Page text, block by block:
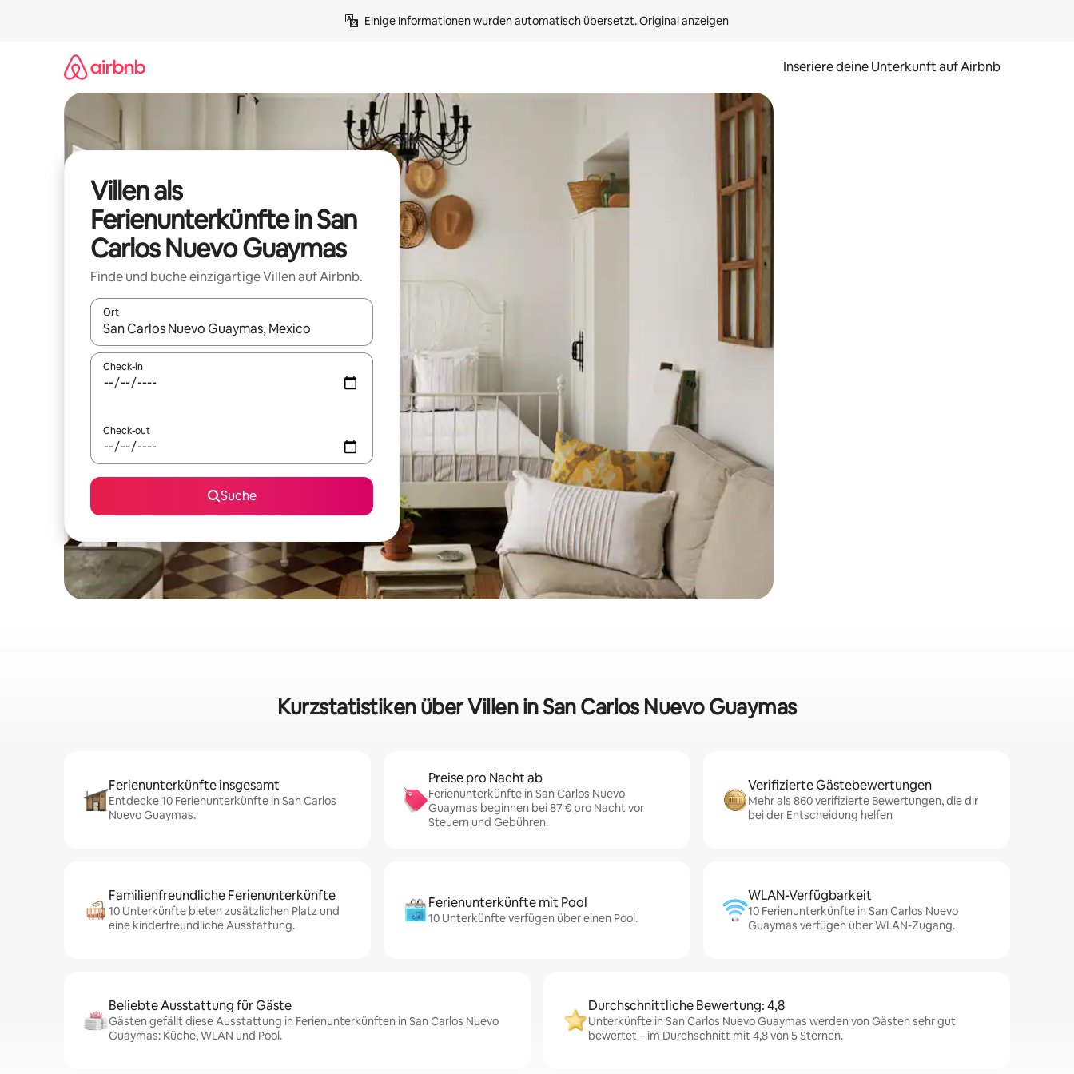
Einige Informationen wurden automatisch übersetzt. Original anzeigen
Inseriere deine Unterkunft auf Airbnb
Villen als
Ferienunterkünfte in San
Carlos Nuevo Guaymas
Finde und buche einzigartige Villen auf Airbnb.
Ort
Wenn Ergebnisse verfügbar sind, navigiere mit den Pfeiltasten nach oben und unten oder erkunde die Ergebnisse durch Berühren oder Wischgesten.
Check-in
Check-out
Suche
Kurzstatistiken über Villen in San Carlos Nuevo Guaymas
Ferienunterkünfte insgesamt
Entdecke 10 Ferienunterkünfte in San Carlos
Nuevo Guaymas.
Preise pro Nacht ab
Ferienunterkünfte in San Carlos Nuevo
Guaymas beginnen bei 87 € pro Nacht vor
Steuern und Gebühren.
Verifizierte Gästebewertungen
Mehr als 860 verifizierte Bewertungen, die dir
bei der Entscheidung helfen
Familienfreundliche Ferienunterkünfte
10 Unterkünfte bieten zusätzlichen Platz und
eine kinderfreundliche Ausstattung.
Ferienunterkünfte mit Pool
10 Unterkünfte verfügen über einen Pool.
WLAN-Verfügbarkeit
10 Ferienunterkünfte in San Carlos Nuevo
Guaymas verfügen über WLAN-Zugang.
Beliebte Ausstattung für Gäste
Gästen gefällt diese Ausstattung in Ferienunterkünften in San Carlos Nuevo
Guaymas: Küche, WLAN und Pool.
Durchschnittliche Bewertung: 4,8
Unterkünfte in San Carlos Nuevo Guaymas werden von Gästen sehr gut
bewertet – im Durchschnitt mit 4,8 von 5 Sternen.